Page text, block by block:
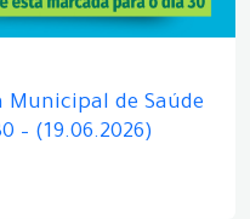
Municipal de Saúde
– (19.06.2026)